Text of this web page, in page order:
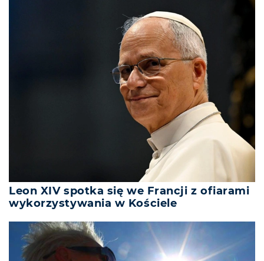
Leon XIV spotka się we Francji z ofiarami
wykorzystywania w Kościele